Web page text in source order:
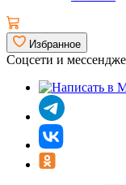
Избранное
Соцсети и